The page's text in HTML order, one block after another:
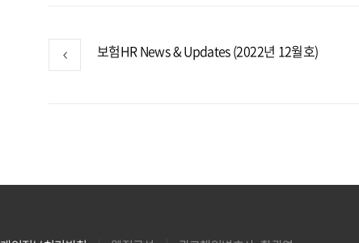
보험HR News & Updates (2022년 12월호)